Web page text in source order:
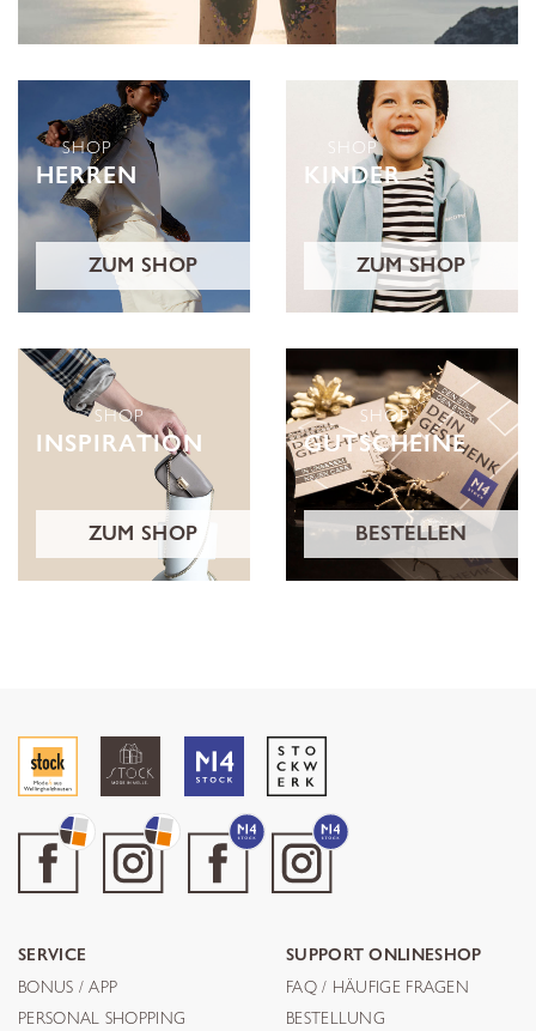
SHOP
HERREN
ZUM SHOP
SHOP
KINDER
ZUM SHOP
SHOP
INSPIRATION
ZUM SHOP
SHOP
GUTSCHEINE
BESTELLEN
SERVICE
BONUS / APP
PERSONAL SHOPPING
SUPPORT ONLINESHOP
FAQ / HÄUFIGE FRAGEN
BESTELLUNG